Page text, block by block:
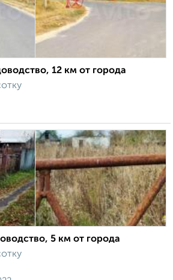
12 км от города
5 км от города